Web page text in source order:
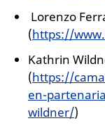
Lorenzo
(https://
Kathrin
(https://
en-
wildner/)